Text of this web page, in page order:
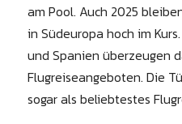
am Pool. Auch 2025
in Südeuropa hoch im
und Spanien überzeugen
Flugreiseangeboten. Die
sogar als beliebtestes